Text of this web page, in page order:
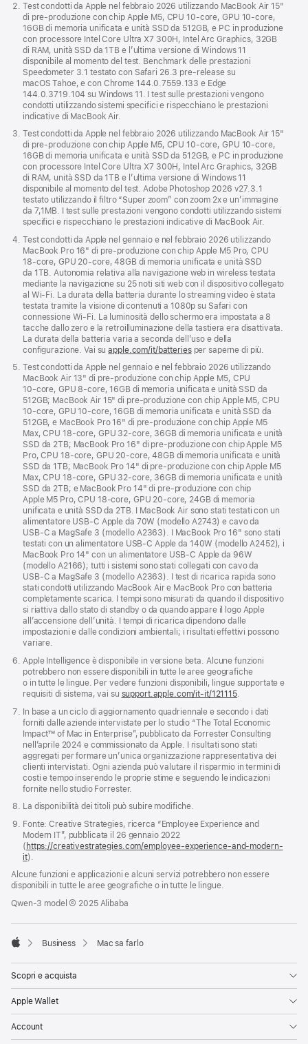
Test condotti da Apple nel febbraio 2026 utilizzando MacBook Air 15"
di pre‑produzione con chip Apple M5, CPU 10‑core, GPU 10‑core,
16GB di memoria unificata e unità SSD da 512GB, e PC in produzione
con processore Intel Core Ultra X7 300H, Intel Arc Graphics, 32GB
di RAM, unità SSD da 1TB e l’ultima versione di Windows 11
disponibile al momento del test. Benchmark delle prestazioni
Speedometer 3.1 testato con Safari 26.3 pre‑release su
macOS Tahoe, e con Chrome 144.0.7559.133 e Edge
144.0.3719.104 su Windows 11. I test sulle prestazioni vengono
condotti utilizzando sistemi specifici e rispecchiano le prestazioni
indicative di MacBook Air.
Test condotti da Apple nel febbraio 2026 utilizzando MacBook Air 15"
di pre‑produzione con chip Apple M5, CPU 10‑core, GPU 10‑core,
16GB di memoria unificata e unità SSD da 512GB, e PC in produzione
con processore Intel Core Ultra X7 300H, Intel Arc Graphics, 32GB
di RAM, unità SSD da 1TB e l’ultima versione di Windows 11
disponibile al momento del test. Adobe Photoshop 2026 v27.3.1
testato utilizzando il filtro “Super zoom” con zoom 2x e un’immagine
da 7,1MB. I test sulle prestazioni vengono condotti utilizzando sistemi
specifici e rispecchiano le prestazioni indicative di MacBook Air.
Test condotti da Apple nel gennaio e nel febbraio 2026 utilizzando
MacBook Pro 16" di pre‑produzione con chip Apple M5 Pro, CPU
18‑core, GPU 20‑core, 48GB di memoria unificata e unità SSD
da 1TB. Autonomia relativa alla navigazione web in wireless testata
mediante la navigazione su 25 noti siti web con il dispositivo collegato
al Wi-Fi. La durata della batteria durante lo streaming video è stata
testata tramite la visione di contenuti a 1080p su Safari con
connessione Wi‑Fi. La luminosità dello schermo era impostata a 8
tacche dallo zero e la retroilluminazione della tastiera era disattivata.
La durata della batteria varia a seconda dell’uso e della
configurazione. Vai suapple.com/it/batteriesper saperne di più.
Test condotti da Apple nel gennaio e nel febbraio 2026 utilizzando
MacBook Air 13" di pre‑produzione con chip Apple M5, CPU
10‑core, GPU 8‑core, 16GB di memoria unificata e unità SSD da
512GB; MacBook Air 15" di pre‑produzione con chip Apple M5, CPU
10‑core, GPU 10‑core, 16GB di memoria unificata e unità SSD da
512GB, e MacBook Pro 16" di pre‑produzione con chip Apple M5
Max, CPU 18‑core, GPU 32‑core, 36GB di memoria unificata e unità
SSD da 2TB; MacBook Pro 16" di pre‑produzione con chip Apple M5
Pro, CPU 18-core, GPU 20-core, 48GB di memoria unificata e unità
SSD da 1TB; MacBook Pro 14" di pre‑produzione con chip Apple M5
Max, CPU 18‑core, GPU 32‑core, 36GB di memoria unificata e unità
SSD da 2TB; e MacBook Pro 14" di pre‑produzione con chip
Apple M5 Pro, CPU 18‑core, GPU 20‑core, 24GB di memoria
unificata e unità SSD da 2TB. I MacBook Air sono stati testati con un
alimentatore USB‑C Apple da 70W (modello A2743) e cavo da
USB‑C a MagSafe 3 (modello A2363). I MacBook Pro 16" sono stati
testati con un alimentatore USB‑C Apple da 140W (modello A2452), i
MacBook Pro 14" con un alimentatore USB‑C Apple da 96W
(modello A2166); tutti i sistemi sono stati collegati con cavo da
USB‑C a MagSafe 3 (modello A2363). I test di ricarica rapida sono
stati condotti utilizzando MacBook Air e MacBook Pro con batteria
completamente scarica. I tempi sono misurati da quando il dispositivo
si riattiva dallo stato di standby o da quando appare il logo Apple
all’accensione dell’unità. I tempi di ricarica dipendono dalle
impostazioni e dalle condizioni ambientali; i risultati effettivi possono
variare.
Apple Intelligence è disponibile in versione beta. Alcune funzioni
potrebbero non essere disponibili in tutte le aree geografiche
o in tutte le lingue. Per vedere funzioni disponibili, lingue supportate e
requisiti di sistema, vai su support.apple.com/it-it/121115.
In base a un ciclo di aggiorna­mento quadriennale e secondo i dati
forniti dalle aziende intervistate per lo studio “The Total Economic
Impact™ of Mac in Enterprise”, pubblicato da Forrester Consulting
nell’aprile 2024 e commissionato da Apple. I risultati sono stati
aggregati per formare un’unica organizzazione rappresentativa dei
clienti intervistati. Ogni azienda può valutare il risparmio in termini di
costi e tempo inserendo le proprie stime e seguendo le indicazioni
fornite nello studio Forrester.
La disponibilità dei titoli può subire modifiche.
Fonte: Creative Strategies, ricerca “Employee Experience and
Modern IT”, pubblicata il 26 gennaio 2022
( https://creativestrategies.com/employee-experience-and-modern-
it).
Alcune funzioni e applicazioni e alcuni servizi potrebbero non essere
disponibili in tutte le aree geografiche o in tutte le lingue.
Qwen-3 model © 2025 Alibaba

Business Mac sa farlo
Scopri e acquista
Apple Wallet
Account